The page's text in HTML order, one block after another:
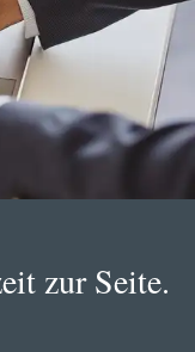
zur Seite.